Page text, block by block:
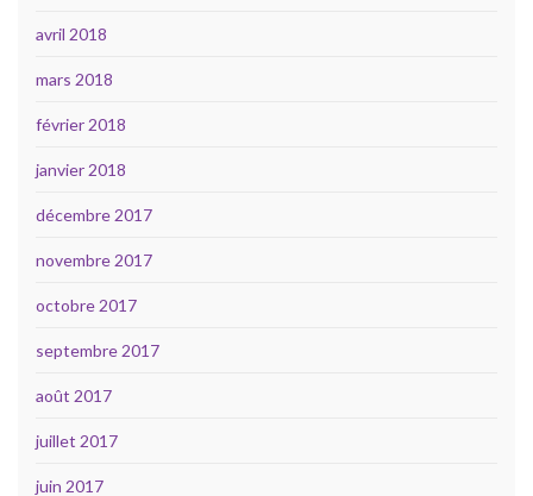
avril 2018
mars 2018
février 2018
janvier 2018
décembre 2017
novembre 2017
octobre 2017
septembre 2017
août 2017
juillet 2017
juin 2017